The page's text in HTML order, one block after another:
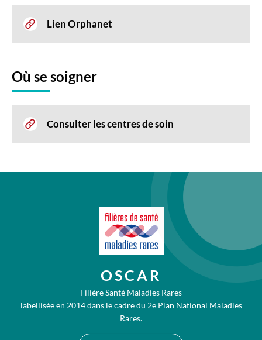
Lien Orphanet
Où se soigner
Consulter les centres de soin
OSCAR
Filière Santé Maladies Rares
labellisée en 2014 dans le cadre du 2e Plan National Maladies
Rares.